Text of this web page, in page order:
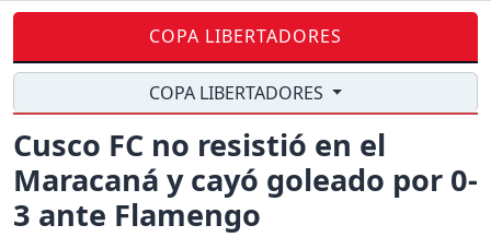
COPA LIBERTADORES
COPA LIBERTADORES
Cusco FC no resistió en el
Maracaná y cayó goleado por 0-
3 ante Flamengo